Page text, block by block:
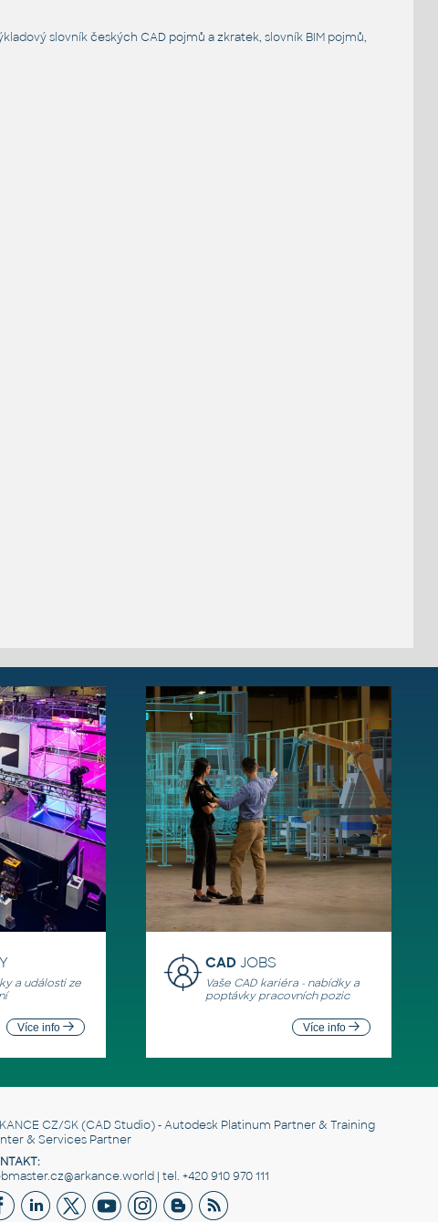
slovníkčeských CAD pojmů a zkratek, slovník BIM pojmů,
a události ze
Více info
CADJOBS
Vaše CAD kariéra - nabídky a
poptávky pracovních pozic
Více info
CZ/SK(CAD Studio) - Autodesk Platinum Partner & Training
& Services Partner
| tel. +420 910 970 111